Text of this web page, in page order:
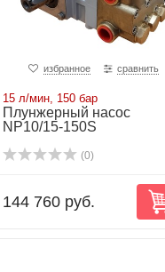
избранное сравнить
15 л/мин, 150 бар
Плунжерный насос
NP10/15-150S
(0)
144 760 руб.